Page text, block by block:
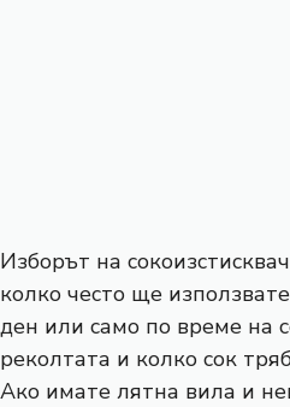
Изборът на
колко често ще
ден или само по време на
реколтата и колко сок
Ако имате лятна вила и